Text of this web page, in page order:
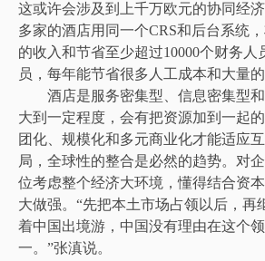
这或许会涉及到上千万欧元的协同经
多家的酒店用同一个CRS和后台系统
的收入和节省至少超过10000个财务人
员，每年能节省很多人工成本和大量
酒店是服务密集型、信息密集型和
大到一定程度，会有把资源加到一起
团化、规模化和多元商业化才能适应
局，全球性的整合是必然的趋势。对
位考虑整个经济大环境，懂得结合资
大做强。“先把本土市场占领以后，再
着中国出境游，中国没有理由在这个
一。”张滇说。